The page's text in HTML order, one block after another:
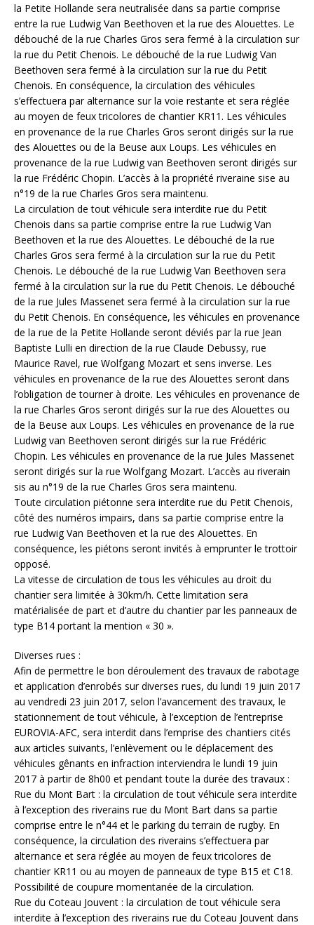
la Petite Hollande sera neutralisée dans sa partie comprise
entre la rue Ludwig Van Beethoven et la rue des Alouettes. Le
débouché de la rue Charles Gros sera fermé à la circulation sur
la rue du Petit Chenois. Le débouché de la rue Ludwig Van
Beethoven sera fermé à la circulation sur la rue du Petit
Chenois. En conséquence, la circulation des véhicules
s’effectuera par alternance sur la voie restante et sera réglée
au moyen de feux tricolores de chantier KR11. Les véhicules
en provenance de la rue Charles Gros seront dirigés sur la rue
des Alouettes ou de la Beuse aux Loups. Les véhicules en
provenance de la rue Ludwig van Beethoven seront dirigés sur
la rue Frédéric Chopin. L’accès à la propriété riveraine sise au
n°19 de la rue Charles Gros sera maintenu.
La circulation de tout véhicule sera interdite rue du Petit
Chenois dans sa partie comprise entre la rue Ludwig Van
Beethoven et la rue des Alouettes. Le débouché de la rue
Charles Gros sera fermé à la circulation sur la rue du Petit
Chenois. Le débouché de la rue Ludwig Van Beethoven sera
fermé à la circulation sur la rue du Petit Chenois. Le débouché
de la rue Jules Massenet sera fermé à la circulation sur la rue
du Petit Chenois. En conséquence, les véhicules en provenance
de la rue de la Petite Hollande seront déviés par la rue Jean
Baptiste Lulli en direction de la rue Claude Debussy, rue
Maurice Ravel, rue Wolfgang Mozart et sens inverse. Les
véhicules en provenance de la rue des Alouettes seront dans
l’obligation de tourner à droite. Les véhicules en provenance de
la rue Charles Gros seront dirigés sur la rue des Alouettes ou
de la Beuse aux Loups. Les véhicules en provenance de la rue
Ludwig van Beethoven seront dirigés sur la rue Frédéric
Chopin. Les véhicules en provenance de la rue Jules Massenet
seront dirigés sur la rue Wolfgang Mozart. L’accès au riverain
sis au n°19 de la rue Charles Gros sera maintenu.
Toute circulation piétonne sera interdite rue du Petit Chenois,
côté des numéros impairs, dans sa partie comprise entre la
rue Ludwig Van Beethoven et la rue des Alouettes. En
conséquence, les piétons seront invités à emprunter le trottoir
opposé.
La vitesse de circulation de tous les véhicules au droit du
chantier sera limitée à 30km/h. Cette limitation sera
matérialisée de part et d’autre du chantier par les panneaux de
type B14 portant la mention « 30 ».
Diverses rues :
Afin de permettre le bon déroulement des travaux de rabotage
et application d’enrobés sur diverses rues, du lundi 19 juin 2017
au vendredi 23 juin 2017, selon l’avancement des travaux, le
stationnement de tout véhicule, à l’exception de l’entreprise
EUROVIA-AFC, sera interdit dans l’emprise des chantiers cités
aux articles suivants, l’enlèvement ou le déplacement des
véhicules gênants en infraction interviendra le lundi 19 juin
2017 à partir de 8h00 et pendant toute la durée des travaux :
Rue du Mont Bart : la circulation de tout véhicule sera interdite
à l’exception des riverains rue du Mont Bart dans sa partie
comprise entre le n°44 et le parking du terrain de rugby. En
conséquence, la circulation des riverains s’effectuera par
alternance et sera réglée au moyen de feux tricolores de
chantier KR11 ou au moyen de panneaux de type B15 et C18.
Possibilité de coupure momentanée de la circulation.
Rue du Coteau Jouvent : la circulation de tout véhicule sera
interdite à l’exception des riverains rue du Coteau Jouvent dans